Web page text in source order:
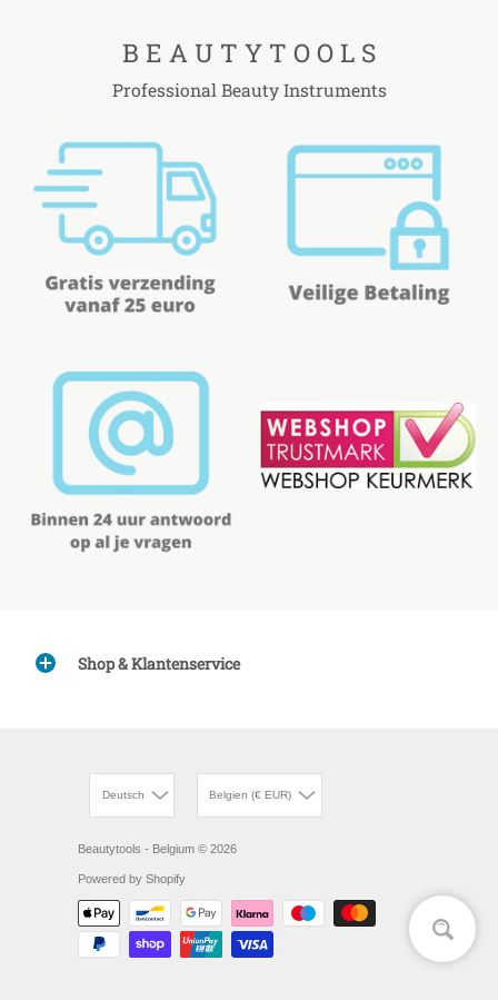
B E A U T Y T O O L S
Professional Beauty Instruments
Shop & Klantenservice
Deutsch Belgien (€ EUR)
Beautytools - Belgium © 2026
Powered by Shopify